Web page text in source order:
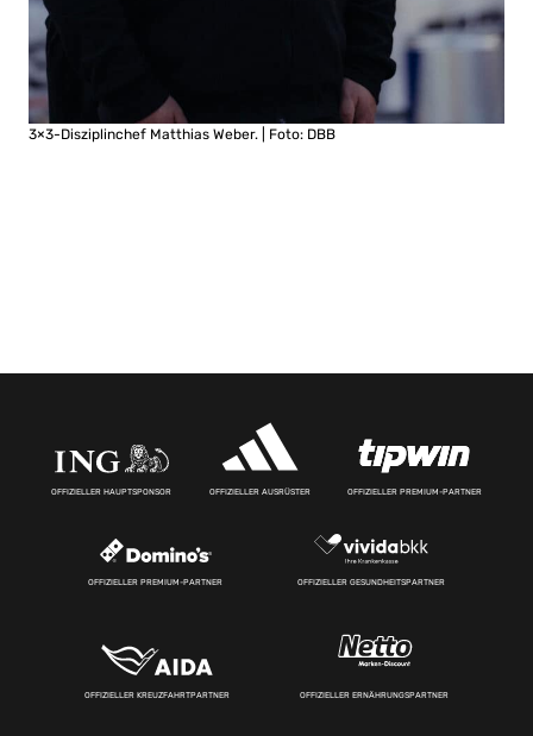
3×3-Disziplinchef Matthias Weber. | Foto: DBB
OFFIZIELLER HAUPTSPONSOR OFFIZIELLER AUSRÜSTER OFFIZIELLER PREMIUM-PARTNER
OFFIZIELLER PREMIUM-PARTNER OFFIZIELLER GESUNDHEITSPARTNER
OFFIZIELLER KREUZFAHRTPARTNER OFFIZIELLER ERNÄHRUNGSPARTNER